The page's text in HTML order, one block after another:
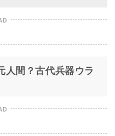
人間？古代兵器ウラ